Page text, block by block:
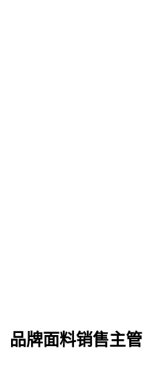
品牌面料销售主管